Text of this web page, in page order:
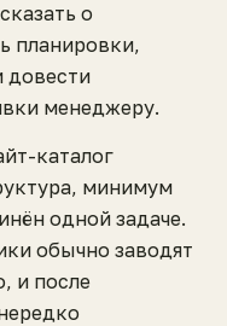
о
планировки,
довести
менеджеру.
каталог
минимум
одной задаче.
обычно заводят
и после